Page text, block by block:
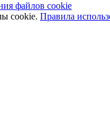
файлов cookie
cookie. Правила